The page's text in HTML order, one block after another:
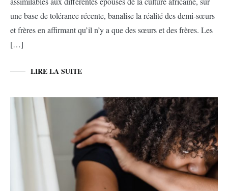
une base de tolérance récente, banalise la réalité des demi-sœurs
et frères en affirmant qu’il n’y a que des sœurs et des frères. Les
[…]
LIRE LA SUITE